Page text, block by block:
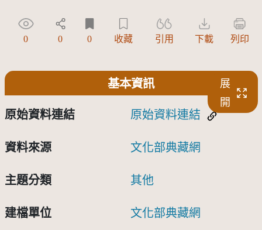
0 0 0 收藏 引用 下載 列印
基本資訊
展
開
原始資料連結 原始資料連結
資料來源 文化部典藏網
主題分類 其他
建檔單位 文化部典藏網